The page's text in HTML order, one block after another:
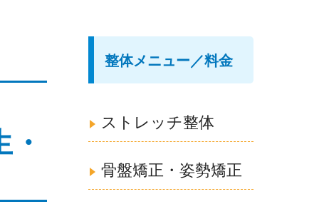
整体メニュー／料金
ストレッチ整体
骨盤矯正・姿勢矯正